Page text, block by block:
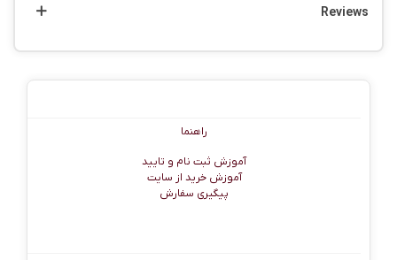
Reviews
راهنما
آموزش ثبت نام و تایید
آموزش خرید از سایت
پیگیری سفارش